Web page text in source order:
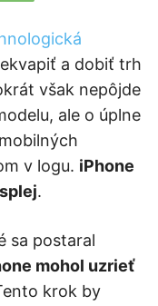
a dobiť trh
však nepôjde
ale o úplne
v logu. iPhone
.
sa postaral
mohol uzrieť
krok by